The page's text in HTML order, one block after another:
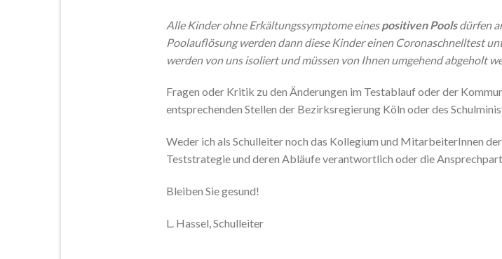
Alle Kinder ohne Erkältungssymptome einespositiven Poolsdürfen
Poolauflösung werden dann diese Kinder einen Coronaschnelltest
werden von uns isoliert und müssen von Ihnen umgehend abgeholt
Fragen oder Kritik zu den Änderungen im Testablauf oder der
entsprechenden Stellen der Bezirksregierung Köln oder des
Weder ich als Schulleiter noch das Kollegium und MitarbeiterInnen
Teststrategie und deren Abläufe verantwortlich oder die
Bleiben Sie gesund!
L. Hassel, Schulleiter